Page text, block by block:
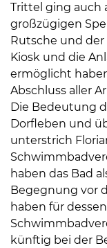
Trittel ging auch
großzügigen
Rutsche und
Kiosk und die
ermöglicht
Abschluss aller
Die Bedeutung
Dorfleben und
unterstrich
haben das Bad
Begegnung vor
haben für
künftig bei der